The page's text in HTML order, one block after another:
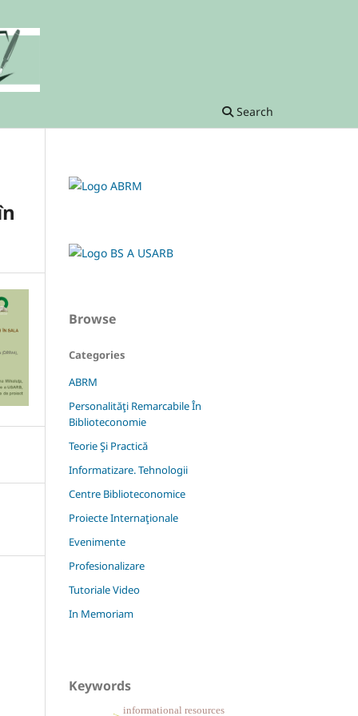
Search
Browse
Categories
ABRM
Personalităţi Remarcabile În
Biblioteconomie
Teorie Şi Practică
Informatizare. Tehnologii
Centre Biblioteconomice
Proiecte Internaţionale
Evenimente
Profesionalizare
Tutoriale Video
In Memoriam
Keywords
informational resources